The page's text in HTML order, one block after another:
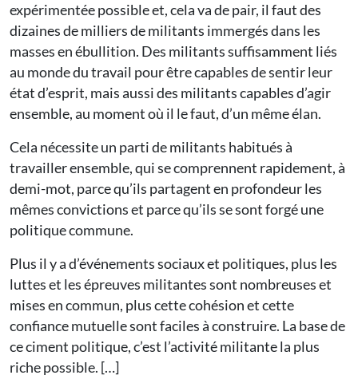
expérimentée possible et, cela va de pair, il faut des
dizaines de milliers de militants immergés dans les
masses en ébullition. Des militants suffisamment liés
au monde du travail pour être capables de sentir leur
état d’esprit, mais aussi des militants capables d’agir
ensemble, au moment où il le faut, d’un même élan.
Cela nécessite un parti de militants habitués à
travailler ensemble, qui se comprennent rapidement, à
demi-mot, parce qu’ils partagent en profondeur les
mêmes convictions et parce qu’ils se sont forgé une
politique commune.
Plus il y a d’événements sociaux et politiques, plus les
luttes et les épreuves militantes sont nombreuses et
mises en commun, plus cette cohésion et cette
confiance mutuelle sont faciles à construire. La base de
ce ciment politique, c’est l’activité militante la plus
riche possible. […]